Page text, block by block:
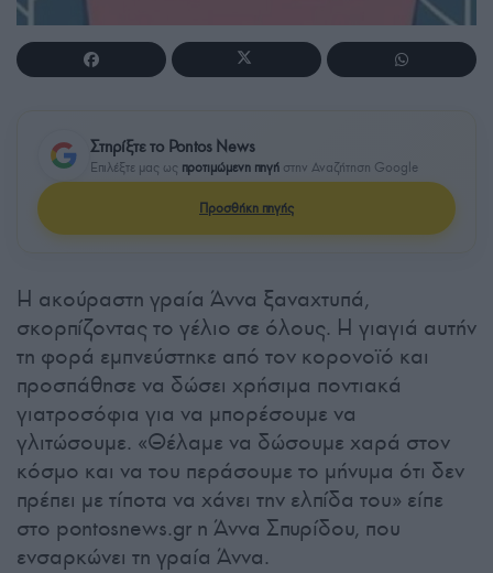
Στηρίξτε το Pontos News
Επιλέξτε μας ως προτιμώμενη πηγή στην Αναζήτηση Google
Προσθήκη πηγής
Η ακούραστη γραία Άννα ξαναχτυπά,
σκορπίζοντας το γέλιο σε όλους. Η γιαγιά αυτήν
τη φορά εμπνεύστηκε από τον κορονοϊό και
προσπάθησε να δώσει χρήσιμα ποντιακά
γιατροσόφια για να μπορέσουμε να
γλιτώσουμε. «Θέλαμε να δώσουμε χαρά στον
κόσμο και να του περάσουμε το μήνυμα ότι δεν
πρέπει με τίποτα να χάνει την ελπίδα του» είπε
στο pontosnews.gr η Άννα Σπυρίδου, που
ενσαρκώνει τη γραία Άννα.